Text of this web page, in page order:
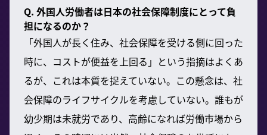
Q. 外国人労働者は日本の社会保障制度にとって負
担になるのか？
「外国人が長く住み、社会保障を受ける側に回った
時に、コストが便益を上回る」という指摘はよくあ
るが、これは本質を捉えていない。この懸念は、社
会保障のライフサイクルを考慮していない。誰もが
幼少期は未就労であり、高齢になれば労働市場から